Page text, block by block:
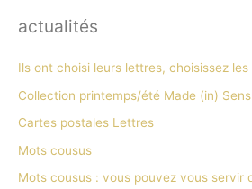
actualités
Ils ont choisi leurs lettres, choisissez
Collection printemps/été Made (in) Sens
Cartes postales Lettres
Mots cousus
Mots cousus : vous pouvez vous servir